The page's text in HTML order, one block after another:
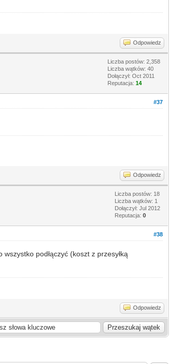
Odpowiedz
Liczba postów: 2,358
Liczba wątków: 40
Dołączył: Oct 2011
Reputacja: 14
#37
Odpowiedz
Liczba postów: 18
Liczba wątków: 1
Dołączył: Jul 2012
Reputacja: 0
#38
podłączyć (koszt z przesyłką
Odpowiedz